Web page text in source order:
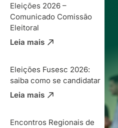
Eleições 2026 –
Comunicado Comissão
Eleitoral
Leia mais
Eleições Fusesc 2026:
saiba como se candidatar
Leia mais
Encontros Regionais de